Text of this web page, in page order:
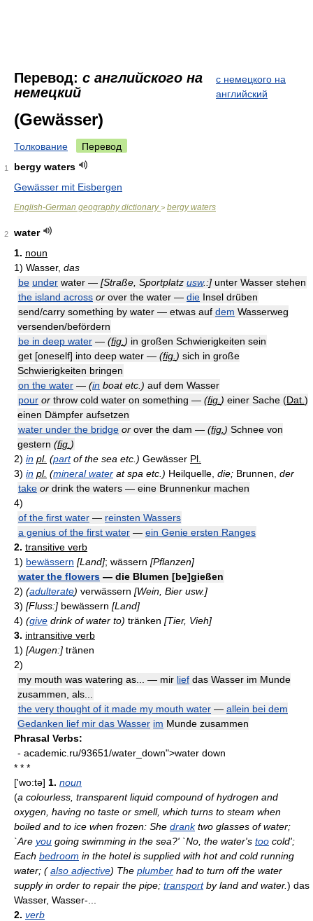
Перевод: с английского на
немецкий
с немецкого на
английский
(Gewässer)
Толкование Перевод
1
bergy waters
Gewässer mit Eisbergen
English-German geography dictionary> bergy waters
2
water
1. noun
1) Wasser, das
be under water — [Straße, Sportplatz usw.:] unter Wasser stehen
the island across or over the water — die Insel drüben
send/carry something by water — etwas auf dem Wasserweg
versenden/befördern
be in deep water — (fig. ) in großen Schwierigkeiten sein
get [oneself] into deep water — (fig. ) sich in große
Schwierigkeiten bringen
on the water — (in boat etc.) auf dem Wasser
pour or throw cold water on something — (fig. ) einer Sache (Dat. )
einen Dämpfer aufsetzen
water under the bridge or over the dam — (fig. ) Schnee von
gestern (fig. )
2) in pl. (partof the sea etc.) Gewässer Pl.
3) in pl. (mineral water at spa etc.) Heilquelle, die; Brunnen, der
take or drink the waters — eine Brunnenkur machen
4)
of the first water — reinsten Wassers
a genius of the first water — ein Genie ersten Ranges
2. transitive verb
1) bewässern [Land]; wässern [Pflanzen]
water the flowers — die Blumen [be]gießen
2) (adulterate) verwässern [Wein, Bier usw.]
3) [Fluss:] bewässern [Land]
4) (give drink of water to) tränken [Tier, Vieh]
3. intransitive verb
1) [Augen:] tränen
2)
my mouth was watering as... — mir lief das Wasser im Munde
zusammen, als...
the very thought of it made my mouth water — allein bei dem
Gedanken lief mir das Wasser im Munde zusammen
Phrasal Verbs:
- academic.ru/93651/water_down">water down
* * *
['wo:tə] 1. noun
(a colourless, transparent liquid compound of hydrogen and
oxygen, having no taste or smell, which turns to steam when
boiled and to ice when frozen: She dranktwo glasses of water;
`Are you going swimming in the sea?' `No, the water's too cold';
Each bedroom in the hotel is supplied with hot and cold running
water; ( also adjective) The plumber had to turn off the water
supply in order to repair the pipe; transportby land and water.) das
Wasser, Wasser-...
2. verb